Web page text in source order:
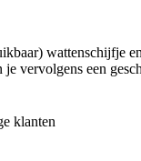
wattenschijfje
vervolgens een
klanten